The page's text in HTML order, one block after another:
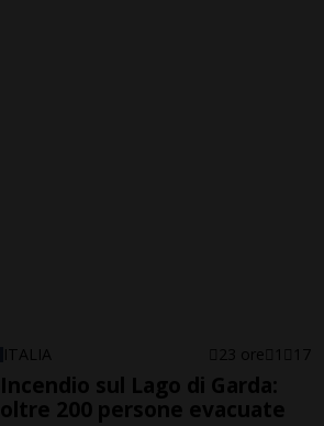
ITALIA 23 ore 1 17
Incendio sul Lago di Garda:
oltre 200 persone evacuate